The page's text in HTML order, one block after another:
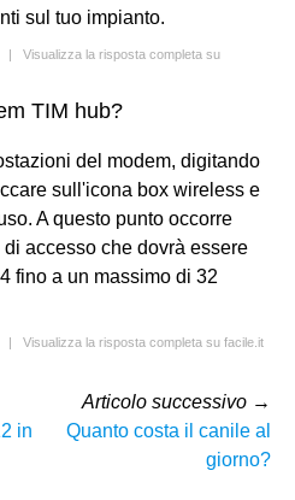
sul tuo impianto.
| Visualizza la risposta completa su
TIM hub?
del modem, digitando
sull'icona box wireless e
A questo punto occorre
accesso che dovrà essere
fino a un massimo di 32
| Visualizza la risposta completa su facile.it
in
Articolo successivo →
Quanto costa il canile al
giorno?